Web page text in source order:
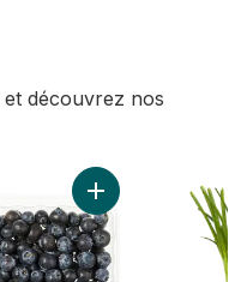
découvrez nos
panier Ajouter Bleuets au